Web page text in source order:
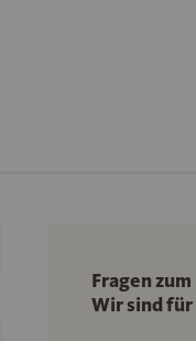
Fragen
Wir sind für